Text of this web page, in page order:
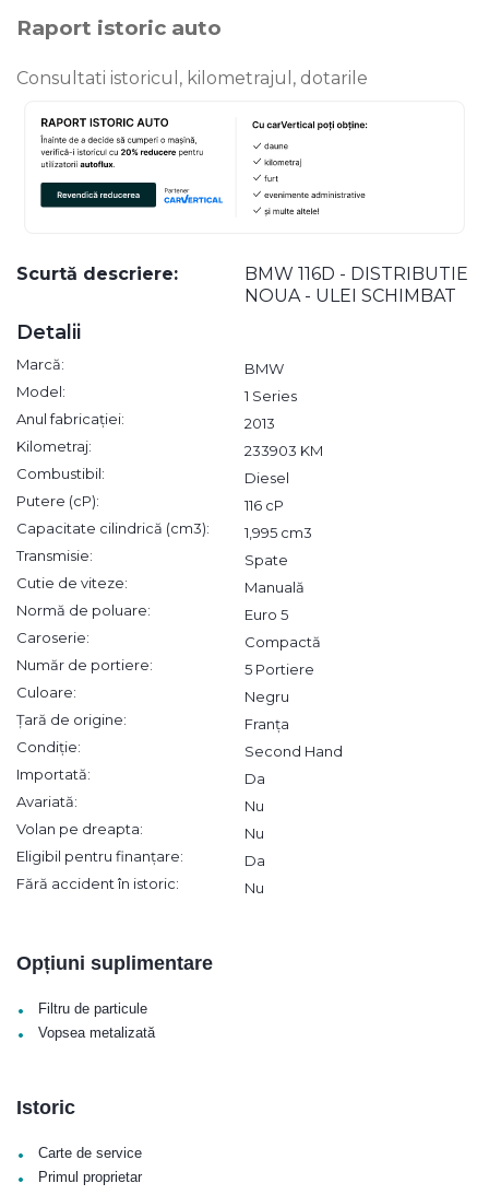
Raport istoric auto
Consultati istoricul, kilometrajul, dotarile
Scurtă descriere:
BMW 116D - DISTRIBUTIE
NOUA - ULEI SCHIMBAT
Detalii
Marcă:
BMW
Model:
1 Series
Anul fabricației:
2013
Kilometraj:
233903 KM
Combustibil:
Diesel
Putere (cP):
116 cP
Capacitate cilindrică (cm3):
1,995 cm3
Transmisie:
Spate
Cutie de viteze:
Manuală
Normă de poluare:
Euro 5
Caroserie:
Compactă
Număr de portiere:
5 Portiere
Culoare:
Negru
Țară de origine:
Franța
Condiție:
Second Hand
Importată:
Da
Avariată:
Nu
Volan pe dreapta:
Nu
Eligibil pentru finanțare:
Da
Fără accident în istoric:
Nu
Opțiuni suplimentare
• Filtru de particule
• Vopsea metalizată
Istoric
• Carte de service
• Primul proprietar